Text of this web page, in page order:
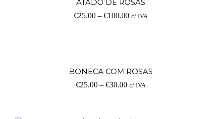
ATADO DE ROSAS
€25.00 –€100.00 c/ IVA
BONECA COM ROSAS
€25.00 –€30.00 c/ IVA